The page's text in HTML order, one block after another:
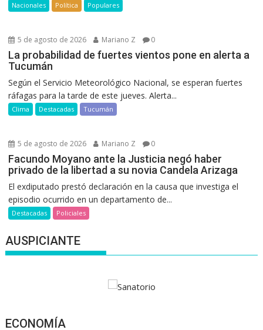
Nacionales Política Populares
5 de agosto de 2026 Mariano Z 0
La probabilidad de fuertes vientos pone en alerta a
Tucumán
Según el Servicio Meteorológico Nacional, se esperan fuertes
ráfagas para la tarde de este jueves. Alerta...
Clima Destacadas Tucumán
5 de agosto de 2026 Mariano Z 0
Facundo Moyano ante la Justicia negó haber
privado de la libertad a su novia Candela Arizaga
El exdiputado prestó declaración en la causa que investiga el
episodio ocurrido en un departamento de...
Destacadas Policiales
AUSPICIANTE
ECONOMÍA